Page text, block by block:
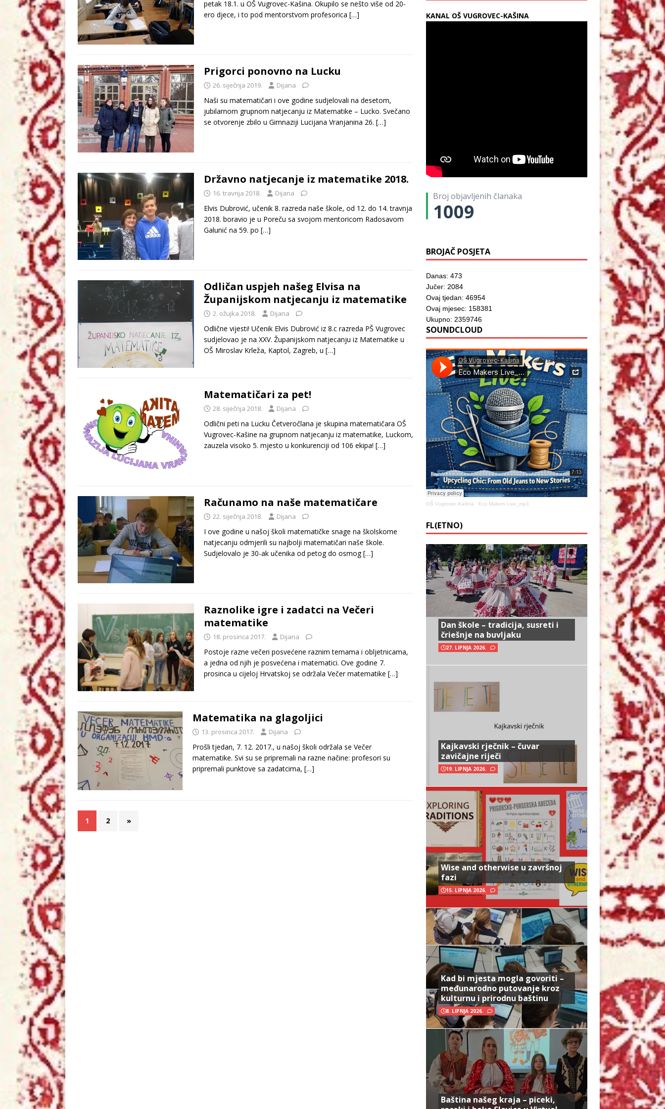
petak 18.1. u OŠ Vugrovec-Kašina. Okupilo se nešto više od 20-
ero djece, i to pod mentorstvom profesorica […]
Prigorci ponovno na Lucku
26. siječnja 2019. Dijana
Naši su matematičari i ove godine sudjelovali na desetom,
jubilarnom grupnom natjecanju iz Matematike – Lucko. Svečano
se otvorenje zbilo u Gimnaziji Lucijana Vranjanina 26. […]
Državno natjecanje iz matematike 2018.
16. travnja 2018. Dijana
Elvis Dubrović, učenik 8. razreda naše škole, od 12. do 14. travnja
2018. boravio je u Poreču sa svojom mentoricom Radosavom
Galunić na 59. po […]
Odličan uspjeh našeg Elvisa na
Županijskom natjecanju iz matematike
2. ožujka 2018. Dijana
Odlične vijesti! Učenik Elvis Dubrović iz 8.c razreda PŠ Vugrovec
sudjelovao je na XXV. Županijskom natjecanju iz Matematike u
OŠ Miroslav Krleža, Kaptol, Zagreb, u […]
Matematičari za pet!
28. siječnja 2018. Dijana
Odlični peti na Lucku Četveročlana je skupina matematičara OŠ
Vugrovec-Kašine na grupnom natjecanju iz matematike, Luckom,
zauzela visoko 5. mjesto u konkurenciji od 106 ekipa! […]
Računamo na naše matematičare
22. siječnja 2018. Dijana
I ove godine u našoj školi matematičke snage na školskome
natjecanju odmjerili su najbolji matematičari naše škole.
Sudjelovalo je 30-ak učenika od petog do osmog[…]
Raznolike igre i zadatci na Večeri
matematike
18. prosinca 2017. Dijana
Postoje razne večeri posvećene raznim temama i obljetnicama,
a jedna od njih je posvećena i matematici. Ove godine 7.
prosinca u cijeloj Hrvatskoj se održala Večer matematike […]
Matematika na glagoljici
13. prosinca 2017. Dijana
Prošli tjedan, 7. 12. 2017., u našoj školi održala se Večer
matematike. Svi su se pripremali na razne načine: profesori su
pripremali punktove sa zadatcima, […]
1 2 »
KANAL OŠ VUGROVEC-KAŠINA
Broj objavljenih članaka
1009
BROJAČ POSJETA
Danas: 473
Jučer: 2084
Ovaj tjedan: 46954
Ovaj mjesec: 158381
Ukupno: 2359746
SOUNDCLOUD
OŠ Vugrovec-Kašina · Eco Makers Live_mp3
FL(ETNO)
Dan škole – tradicija, susreti i
čriešnje na buvljaku
27. LIPNJA 2026.
Kajkavski rječnik – čuvar
zavičajne riječi
19. LIPNJA 2026.
Wise and otherwise u završnoj
fazi
15. LIPNJA 2026.
Kad bi mjesta mogla govoriti –
međunarodno putovanje kroz
kulturnu i prirodnu baštinu
8. LIPNJA 2026.
Baština našeg kraja – piceki,